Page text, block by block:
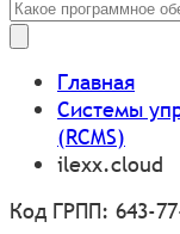
Главная
Системы
(RCMS)
ilexx.cloud
Код ГРПП: 643-